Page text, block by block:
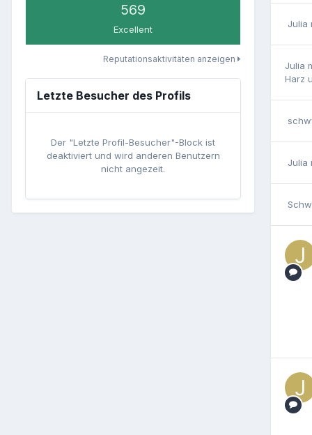
569
Excellent
Reputationsaktivitäten anzeigen
Letzte Besucher des Profils
Der "Letzte Profil-Besucher"-Block ist
deaktiviert und wird anderen Benutzern
nicht angezeit.
Julia
Julia
Harz
Julia